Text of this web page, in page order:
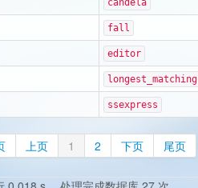
candela
fall
editor
longest_matching
ssexpress
上页 1 2 下页 尾页